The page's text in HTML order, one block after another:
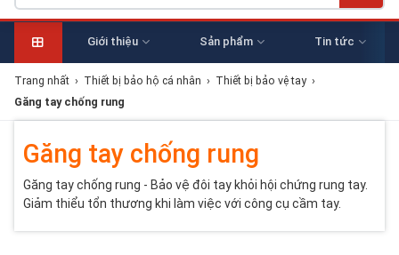
Giới thiệu Sản phẩm Tin tức
Trang nhất › Thiết bị bảo hộ cá nhân › Thiết bị bảo vệ tay ›
Găng tay chống rung
Găng tay chống rung
Găng tay chống rung - Bảo vệ đôi tay khỏi hội chứng rung tay.
Giảm thiểu tổn thương khi làm việc với công cụ cầm tay.